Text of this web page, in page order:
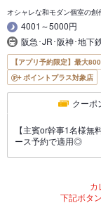
オシャレな和モダン個室の
4001～5000円
阪急･JR･阪神･地下
【アプリ予約限定】最大
ポイントプラス対象店
クーポ
【主賓or幹事1名様
ース予約で適用◎
カ
下記ボタ